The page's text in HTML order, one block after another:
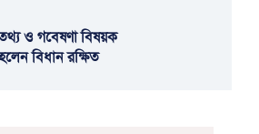
ও গবেষণা বিষয়ক
বিধান রক্ষিত